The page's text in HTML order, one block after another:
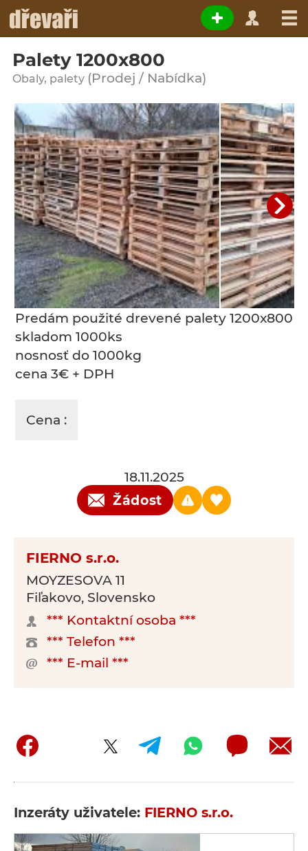
Palety 1200x800
Obaly, palety (Prodej / Nabídka)
Predám použité drevené palety 1200x800
skladom 1000ks
nosnosť do 1000kg
cena 3€ + DPH
Cena :
18.11.2025
Žádost
FIERNO s.r.o.
MOYZESOVA 11
Fiľakovo, Slovensko
*** Kontaktní osoba ***
*** Telefon ***
*** E-mail ***
Inzeráty uživatele: FIERNO s.r.o.